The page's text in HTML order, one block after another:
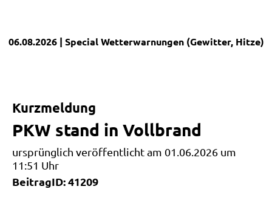
06.08.2026 | SpecialWetterwarnungen (Gewitter, Hitze)
Kurzmeldung
PKW stand in Vollbrand
ursprünglich veröffentlicht am 01.06.2026 um
11:51 Uhr
BeitragID: 41209